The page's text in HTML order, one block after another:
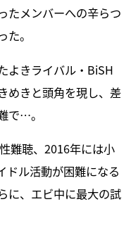
たメンバーへの辛らつ
。
よきライバル・BiSH
めきと頭角を現し、差
で…。
難聴、2016年には小
ドル活動が困難になる
に、エビ中に最大の試